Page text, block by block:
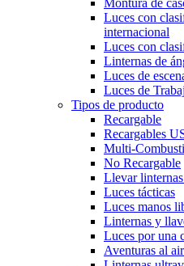
Montura de
Luces con
internacional
Luces con
Linternas de
Luces de
Luces de
Tipos de producto
Recargable
Recargables
Multi-
No Recargable
Llevar
Luces tácticas
Luces manos
Linternas y
Luces por una
Aventuras al